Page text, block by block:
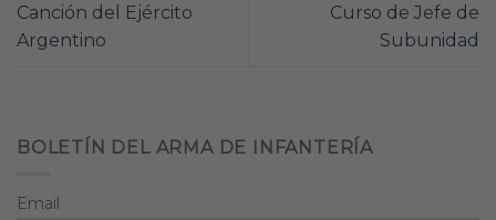
Canción del Ejército
Argentino
Curso de Jefe de
Subunidad
BOLETÍN DEL ARMA DE INFANTERÍA
Email